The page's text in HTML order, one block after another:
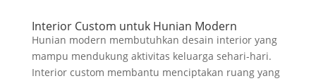
Interior Custom untuk Hunian Modern
Hunian modern membutuhkan desain interior yang
mampu mendukung aktivitas keluarga sehari-hari.
Interior custom membantu menciptakan ruang yang